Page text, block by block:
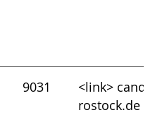
9031
<link>
rostock.de